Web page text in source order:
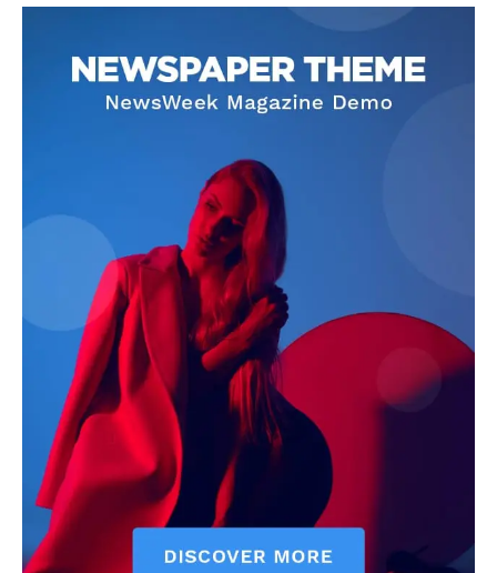
DOWNLOAD NOW
AIN NEWS 1
Contact Us
About Us
Privacy Policy
Terms of Use Agreement
Facebook
X WhatsApp
Share